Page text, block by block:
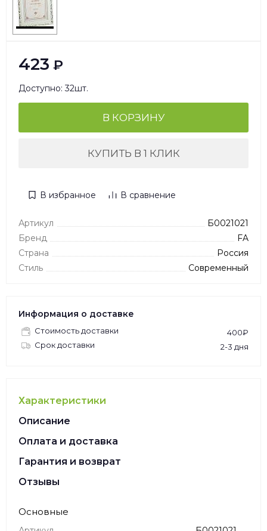
423 ₽
Доступно: 32шт.
В КОРЗИНУ
КУПИТЬ В 1 КЛИК
В избранное В сравнение
Артикул
Б0021021
Бренд
FA
Страна
Россия
Стиль
Современный
Информация о доставке
Стоимость доставки
400₽
Срок доставки
2-3 дня
Характеристики
Описание
Оплата и доставка
Гарантия и возврат
Отзывы
Основные